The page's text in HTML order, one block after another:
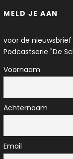
MELD JE AAN
voor de
Podcastserie "De
Voornaam
Achternaam
Email